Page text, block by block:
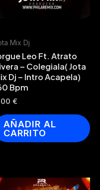
Mix Dj
Leo Ft. Atrato
– Colegiala( Jota
Dj – Intro Acapela)
Bpm
€
AÑADIR AL
CARRITO